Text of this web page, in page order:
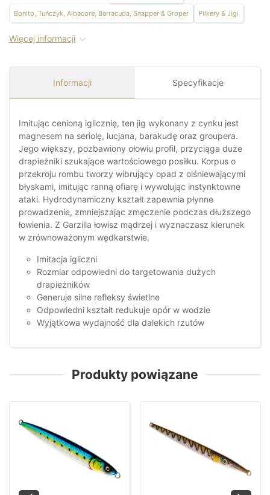
Bonito, Tuńczyk, Albacore, Barracuda, Snapper & Groper Pilkery & Jigi
Więcej informacji
Informacji Specyfikacje
Imitując cenioną iglicznię, ten jig wykonany z cynku jest
magnesem na seriolę, lucjana, barakudę oraz groupera.
Jego większy, pozbawiony ołowiu profil, przyciąga duże
drapieżniki szukające wartościowego posiłku. Korpus o
przekroju rombu tworzy wibrujący opad z olśniewającymi
błyskami, imitując ranną ofiarę i wywołując instynktowne
ataki. Hydrodynamiczny kształt zapewnia płynne
prowadzenie, zmniejszając zmęczenie podczas dłuższego
łowienia. Z Garzilla łowisz mądrzej i wyznaczasz kierunek
w zrównoważonym wędkarstwie.
Imitacja igliczni
Rozmiar odpowiedni do targetowania dużych
drapieżników
Generuje silne refleksy świetlne
Odpowiedni kształt redukuje opór w wodzie
Wyjątkowa wydajność dla dalekich rzutów
Produkty powiązane